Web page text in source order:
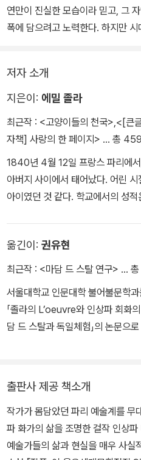
연만이 진실한 모습이라 믿고, 그
폭에 담으려고 노력한다. 하지만
저자 소개
지은이: 에밀 졸라
최근작 : <고양이들의 천국> <[큰
자책] 사랑의 한 페이지> … 총
1840년 4월 12일 프랑스 파리에
아버지 사이에서 태어났다. 어린
아이였던 것 같다. 학교에서의 성
다. 점점 심해지는 생활고를 해결
이사하기로 결심한다. 1858년 파
모르지만 에밀 졸라는 그다음 해에
했다. 같은 해인 1859년 11월, 그
lle)로 가서 다시 입학시험에 응시했지만
수가 없었다. 그는 좀 더 나은 직업
사의 일은 그의 인생에 커다란 전
는 많은 책을 접하면서 자신에게
를 갖기 시작했던 것이다. 24세부
옮긴이: 권유현
최근작 : <마담 드 스탈 연구> … 총
서울대학교 인문대학 불어불문학
「졸라의 L’oeuvre와 인상파 회화
담 드 스탈과 독일체험」의 논문으
집 『편지·I』을 비롯해 다니엘 미테
크로트 『사랑의 지혜』, 장 기통 『
론』 및 『코린나』, 테오필 고티에 『
느님』, 알프레드막스·크리스티앙
출판사 제공 책소개
작가가 몸담았던 파리 예술계를 무
파 화가의 삶을 조명한 걸작 인상파 미술이 대두되던 19세기 말 파리
예술가들의 삶과 현실을 매우 사실